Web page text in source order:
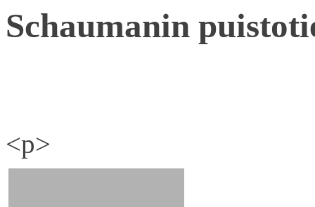
Schaumanin
<p>